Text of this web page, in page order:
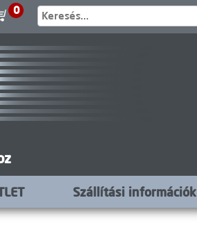
0
Szállítási információk